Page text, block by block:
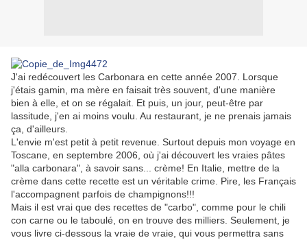
J'ai redécouvert les Carbonara en cette année 2007. Lorsque
j'étais gamin, ma mère en faisait très souvent, d'une manière
bien à elle, et on se régalait. Et puis, un jour, peut-être par
lassitude, j'en ai moins voulu. Au restaurant, je ne prenais jamais
ça, d'ailleurs.
L'envie m'est petit à petit revenue. Surtout depuis mon voyage en
Toscane, en septembre 2006, où j'ai découvert les vraies pâtes
"alla carbonara", à savoir sans... crème! En Italie, mettre de la
crème dans cette recette est un véritable crime. Pire, les Français
l'accompagnent parfois de champignons!!!
Mais il est vrai que des recettes de "carbo", comme pour le chili
con carne ou le taboulé, on en trouve des milliers. Seulement, je
vous livre ci-dessous la vraie de vraie, qui vous permettra sans